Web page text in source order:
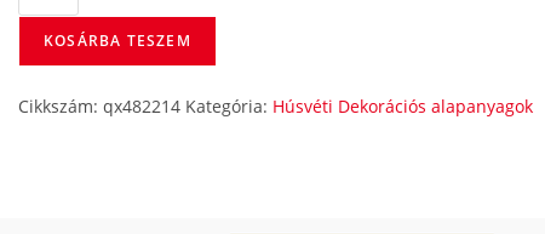
KOSÁRBA TESZEM
Cikkszám: qx482214 Kategória: Húsvéti Dekorációs alapanyagok